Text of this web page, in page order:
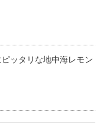
ッタリな地中海レモン